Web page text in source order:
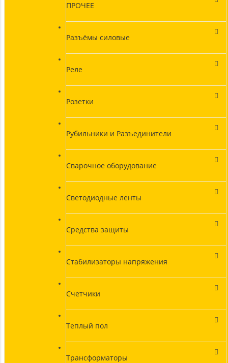
ПРОЧЕЕ
Разъёмы силовые
Реле
Розетки
Рубильники и Разъединители
Сварочное оборудование
Светодиодные ленты
Средства защиты
Стабилизаторы напряжения
Счетчики
Теплый пол
Трансформаторы